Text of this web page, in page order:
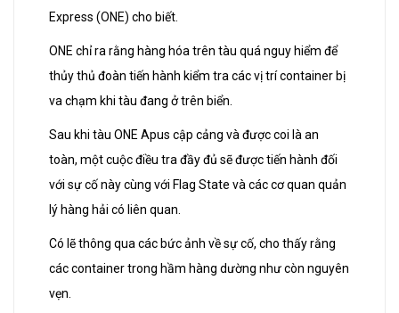
Express (ONE) cho biết.
ONE chỉ ra rằng hàng hóa trên tàu quá nguy hiểm để
thủy thủ đoàn tiến hành kiểm tra các vị trí container bị
va chạm khi tàu đang ở trên biển.
Sau khi tàu ONE Apus cập cảng và được coi là an
toàn, một cuộc điều tra đầy đủ sẽ được tiến hành đối
với sự cố này cùng với Flag State và các cơ quan quản
lý hàng hải có liên quan.
Có lẽ thông qua các bức ảnh về sự cố, cho thấy rằng
các container trong hầm hàng dường như còn nguyên
vẹn.